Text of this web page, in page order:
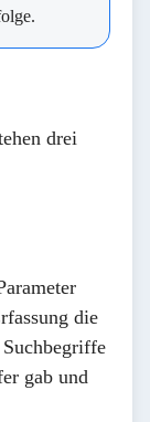
drei
die
gab und